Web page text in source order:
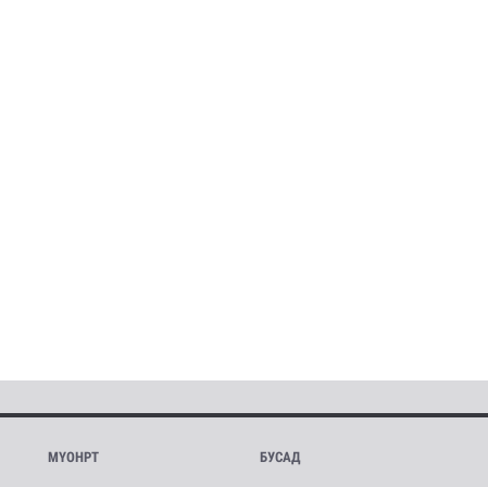
МҮОНРТ БУСАД